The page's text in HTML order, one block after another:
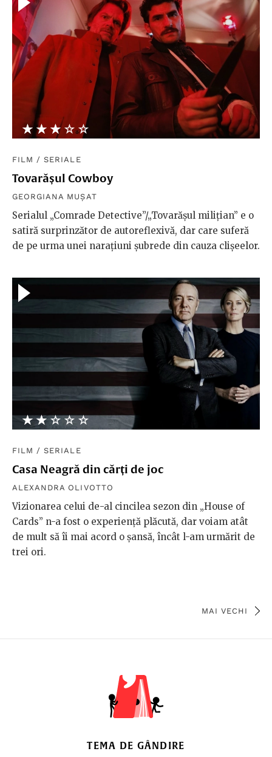
★★★★★
☆☆☆☆☆
FILM /SERIALE
Tovarășul Cowboy
GEORGIANA MUȘAT
Serialul „Comrade Detective”/„Tovarășul milițian” e o
satiră surprinzător de autoreflexivă, dar care suferă
de pe urma unei narațiuni șubrede din cauza clișeelor.
★★★★★
☆☆☆☆☆
FILM /SERIALE
Casa Neagră din cărți de joc
ALEXANDRA OLIVOTTO
Vizionarea celui de-al cincilea sezon din „House of
Cards” n-a fost o experiență plăcută, dar voiam atât
de mult să îi mai acord o șansă, încât l-am urmărit de
trei ori.
MAI VECHI
TEMA DE GÂNDIRE